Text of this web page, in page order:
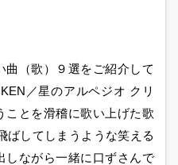
曲（歌）９選をご紹介して
／星のアルペジオ クリ
ことを滑稽に歌い上げた歌
ばしてしまうような笑える
しながら一緒に口ずさんで